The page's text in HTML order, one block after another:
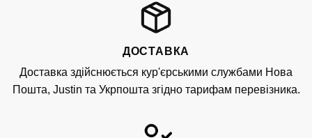
ДОСТАВКА
Доставка здійснюється кур'єрськими службами Нова
Пошта, Justin та Укрпошта згідно тарифам перевізника.